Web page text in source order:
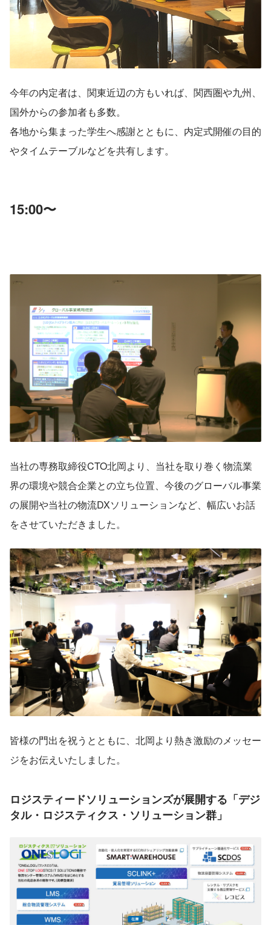
今年の内定者は、関東近辺の方もいれば、関西圏や九州、
国外からの参加者も多数。
各地から集まった学生へ感謝とともに、内定式開催の目的
やタイムテーブルなどを共有します。
15:00〜
当社の専務取締役CTO北岡より、当社を取り巻く物流業
界の環境や競合企業との立ち位置、今後のグローバル事業
の展開や当社の物流DXソリューションなど、幅広いお話
をさせていただきました。
皆様の門出を祝うとともに、北岡より熱き激励のメッセー
ジをお伝えいたしました。
ロジスティードソリューションズが展開する「デジ
タル・ロジスティクス・ソリューション群」